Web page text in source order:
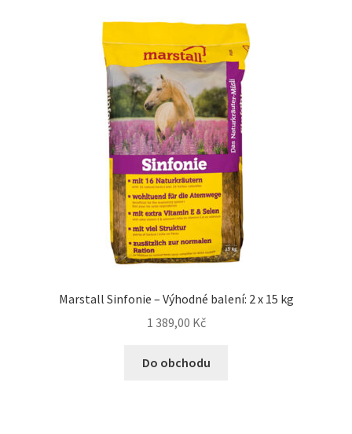
Marstall Sinfonie – Výhodné balení: 2 x 15 kg
1 389,00 Kč
Do obchodu